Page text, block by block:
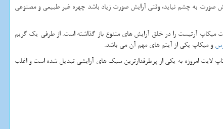
صورت به چشم نیاید، وقتی آرایش صورت زیاد باشد چهره غیر طبیعی و مصنوعی
آرتیست را در خلق آرایش های متنوع باز گذاشته است. از طرفی یک گریم
و میکاپ یکی از آیتم های مهم آن می باشد.
لایت امروزه به یکی از پرطرفدارترین سبک های آرایشی تبدیل شده است و اغلب